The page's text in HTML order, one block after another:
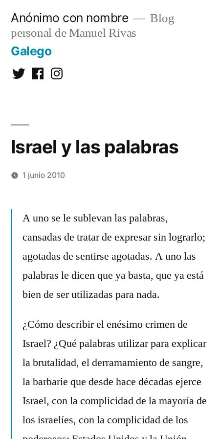
contenido
Anónimo con nombre
Blog
personal de Manuel Rivas
Galego
TwitterFacebookInstagram
Israel y las palabras
Álvarez
1 junio 2010
en
Israel
las
palabras
A uno se le sublevan las palabras,
cansadas de tratar de expresar sin lograrlo;
agotadas de sentirse agotadas. A uno las
palabras le dicen que ya basta, que ya está
bien de ser utilizadas para nada.
¿Cómo describir el enésimo crimen de
Israel? ¿Qué palabras utilizar para explicar
la brutalidad, el derramamiento de sangre,
la barbarie que desde hace décadas ejerce
Israel, con la complicidad de la mayoría de
los israelíes, con la complicidad de los